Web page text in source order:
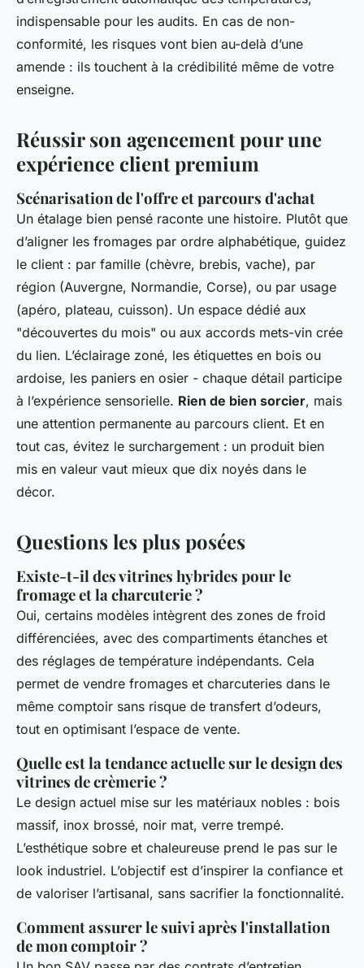
indispensable pour les audits. En cas de non-
conformité, les risques vont bien au-delà d’une
amende : ils touchent à la crédibilité même de votre
enseigne.
Réussir son agencement pour une
expérience client premium
Scénarisation de l'offre et parcours d'achat
Un étalage bien pensé raconte une histoire. Plutôt que
d’aligner les fromages par ordre alphabétique, guidez
le client : par famille (chèvre, brebis, vache), par
région (Auvergne, Normandie, Corse), ou par usage
(apéro, plateau, cuisson). Un espace dédié aux
"découvertes du mois" ou aux accords mets-vin crée
du lien. L’éclairage zoné, les étiquettes en bois ou
ardoise, les paniers en osier - chaque détail participe
à l’expérience sensorielle. Rien de bien sorcier, mais
une attention permanente au parcours client. Et en
tout cas, évitez le surchargement : un produit bien
mis en valeur vaut mieux que dix noyés dans le
décor.
Questions les plus posées
Existe-t-il des vitrines hybrides pour le
fromage et la charcuterie ?
Oui, certains modèles intègrent des zones de froid
différenciées, avec des compartiments étanches et
des réglages de température indépendants. Cela
permet de vendre fromages et charcuteries dans le
même comptoir sans risque de transfert d’odeurs,
tout en optimisant l’espace de vente.
Quelle est la tendance actuelle sur le design des
vitrines de crèmerie ?
Le design actuel mise sur les matériaux nobles : bois
massif, inox brossé, noir mat, verre trempé.
L’esthétique sobre et chaleureuse prend le pas sur le
look industriel. L’objectif est d’inspirer la confiance et
de valoriser l’artisanal, sans sacrifier la fonctionnalité.
Comment assurer le suivi après l'installation
de mon comptoir ?